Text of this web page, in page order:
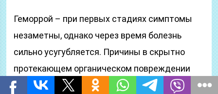
Геморрой – при первых стадиях симптомы
незаметны, однако через время болезнь
сильно усугубляется. Причины в скрытно
протекающем органическом повреждении
прямого кишечника. Без боли геморрой не